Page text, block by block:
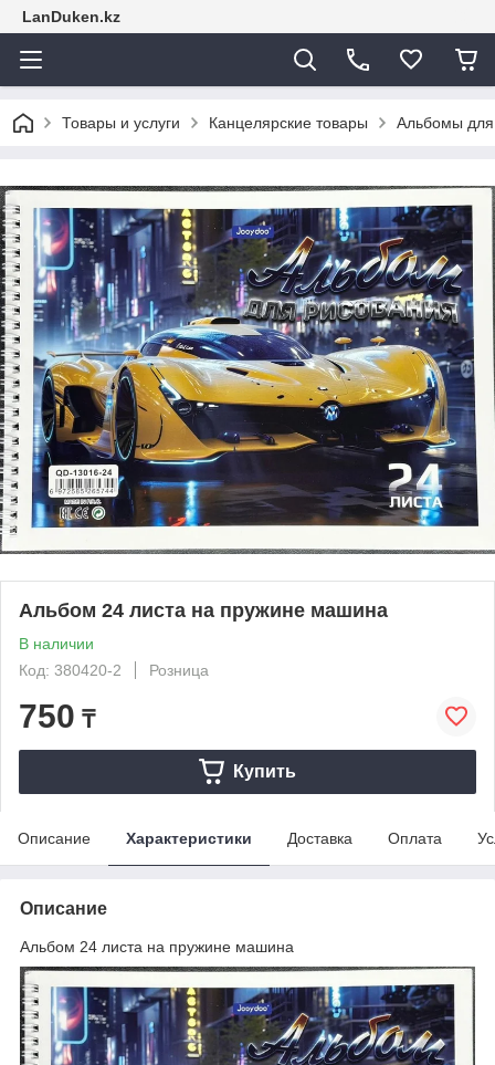
LanDuken.kz
Товары и услуги Канцелярские товары Альбомы
Альбом 24 листа на пружине машина
В наличии
Код: 380420-2
Розница
750 ₸
Купить
Описание Характеристики Доставка Оплата
Описание
Альбом 24 листа на пружине машина